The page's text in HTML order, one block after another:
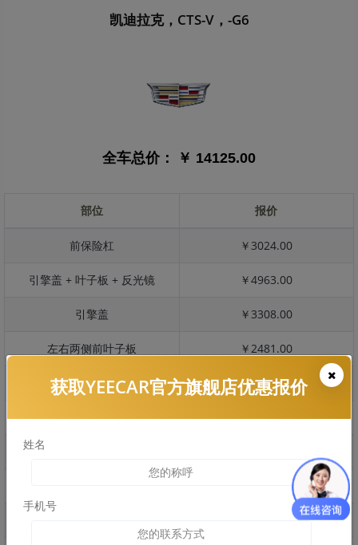
凯迪拉克，CTS-V，-G6
全车总价： ￥ 14125.00
部位 报价
前保险杠 ￥3024.00
引擎盖 + 叶子板 + 反光镜 ￥4963.00
引擎盖 ￥3308.00
左右两侧前叶子板 ￥2481.00
反光镜 ￥441.00
后保险杠 ￥2159.00
￥1605.00
￥1968.00
获取YEECAR官方旗舰店优惠报价
姓名
手机号